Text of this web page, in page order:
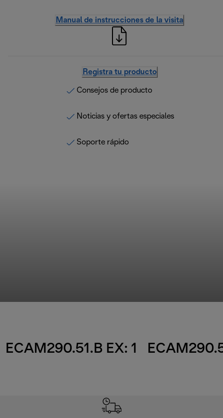
Manual de instrucciones de la visita
Registra tu producto
Consejos de producto
Noticias y ofertas especiales
Soporte rápido
ECAM290.51.B EX: 1